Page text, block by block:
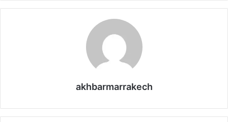
akhbarmarrakech